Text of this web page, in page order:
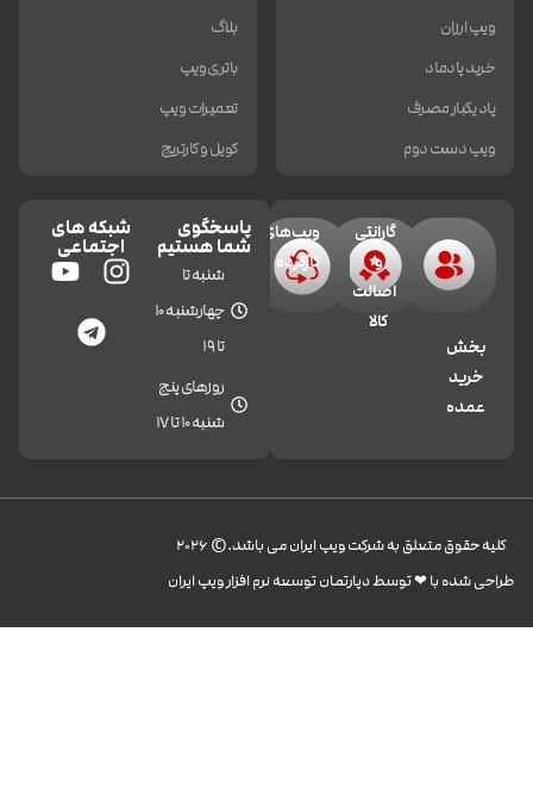
ویپ ارزان
خرید پادماد
پاد یکبار مصرف
ویپ دست دوم
بلاگ
باتری ویپ
تعمیرات ویپ
کویل و کارتریج
بخش
خرید
عمده
گارانتی
و
اصالت
کالا
ویپ‌های
کارکرده
پاسخگوی
شما هستیم
شنبه تا
چهارشنبه 10
تا 19
روزهای پنج
شنبه 10 تا 17
شبکه های
اجتماعی
کليه حقوق متعلق به شرکت ویپ ایران می باشد.© 2026
طراحی شده با ❤︎ توسط دپارتمان توسعه نرم افزار ویپ ایران